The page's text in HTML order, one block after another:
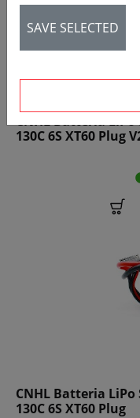
CNHL Batteria LiPo
130C 6S XT60 Plug
CNHL Batteria LiPo
130C 6S XT60 Plug
SAVE SELECTED